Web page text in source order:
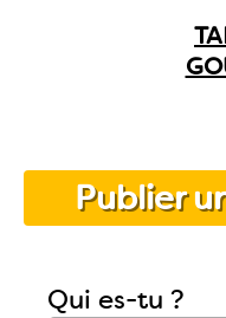
Publier
Qui es-tu ?